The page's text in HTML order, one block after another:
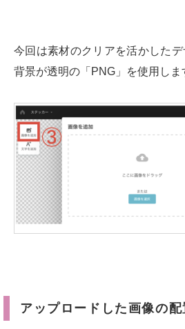
今回は素材のクリアを活かしたデ
背景が透明の「PNG」を使用しま
アップロードした画像の